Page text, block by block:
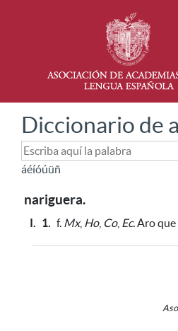
Diccionario de
áéíóúüñ
nariguera.
I. 1. f. Mx, Ho, Co, Ec.Aro que